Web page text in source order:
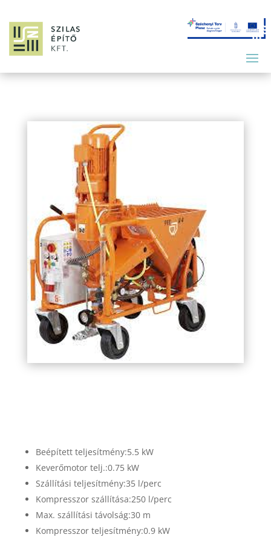
Beépített teljesítmény:5.5 kW
Keverőmotor telj.:0.75 kW
Szállítási teljesítmény:35 l/perc
Kompresszor szállítása:250 l/perc
Max. szállítási távolság:30 m
Kompresszor teljesítmény:0.9 kW